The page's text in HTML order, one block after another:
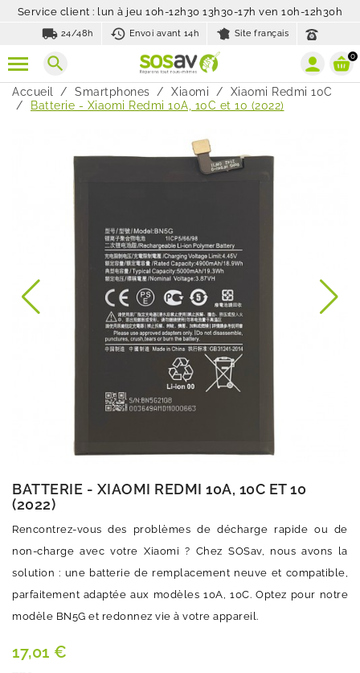
Service client : lun à jeu 10h-12h30 13h30-17h ven 10h-12h30h
local_shipping 24/48h history_toggle_off
Envoi avant 14h Site français
search 0
Accueil Smartphones Xiaomi
Xiaomi Redmi 10C
Batterie - Xiaomi Redmi 10A, 10C et 10 (2022)
BATTERIE - XIAOMI REDMI 10A, 10C ET 10
(2022)
Rencontrez-vous des problèmes de décharge rapide ou de
non-charge avec votre Xiaomi ? Chez SOSav, nous avons la
solution : une batterie de remplacement neuve et compatible,
parfaitement adaptée aux modèles 10A, 10C. Optez pour notre
modèle BN5G et redonnez vie à votre appareil.
17,01 €